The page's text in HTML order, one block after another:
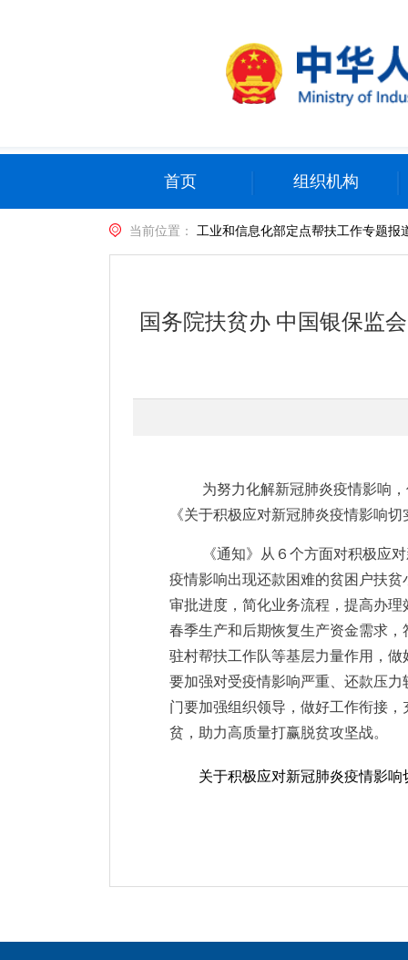
首页 组织机构
当前位置： 工业和信息化部定点帮扶工作专题报
国务院扶贫办 中国银保监
为努力化解新冠肺炎疫情影响
《关于积极应对新冠肺炎疫情影响
《通知》从６个方面对积极应
疫情影响出现还款困难的贫困户扶
审批进度，简化业务流程，提高办
春季生产和后期恢复生产资金需求
驻村帮扶工作队等基层力量作用，
要加强对受疫情影响严重、还款压
门要加强组织领导，做好工作衔接
贫，助力高质量打赢脱贫攻坚战。
关于积极应对新冠肺炎疫情影